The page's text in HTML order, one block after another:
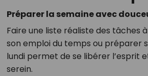
Préparer la semaine avec
Faire une liste réaliste des tâches
son emploi du temps ou préparer
lundi permet de se libérer l’esprit
serein.